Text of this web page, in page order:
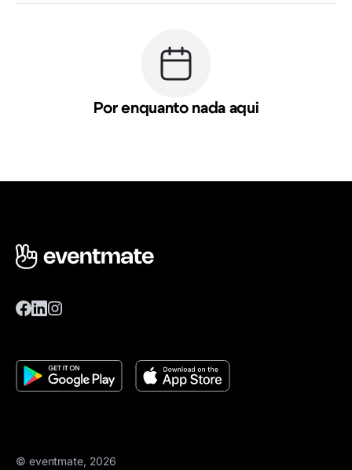
Por enquanto nada aqui
© eventmate, 2026